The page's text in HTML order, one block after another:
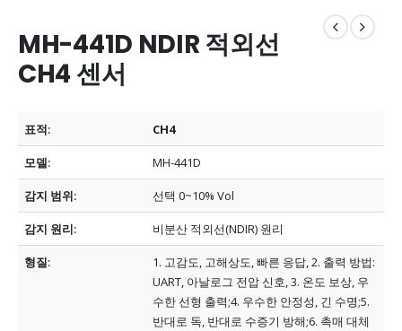
MH-441D NDIR 적외선
CH4 센서
표적: CH4
모델: MH-441D
감지 범위: 선택 0~10% Vol
감지 원리: 비분산 적외선(NDIR) 원리
형질:
1. 고감도, 고해상도, 빠른 응답, 2. 출력 방법:
UART, 아날로그 전압 신호, 3. 온도 보상, 우
수한 선형 출력;4. 우수한 안정성, 긴 수명;5.
반대로 독, 반대로 수증기 방해;6. 촉매 대체